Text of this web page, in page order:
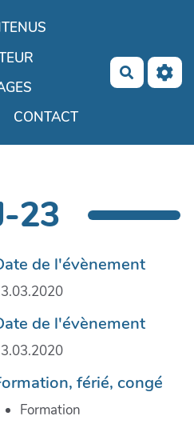
CONTACT
23
de l'évènement
de l'évènement
férié, congé
Formation